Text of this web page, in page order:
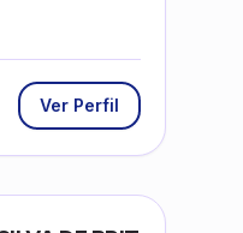
Ver Perfil